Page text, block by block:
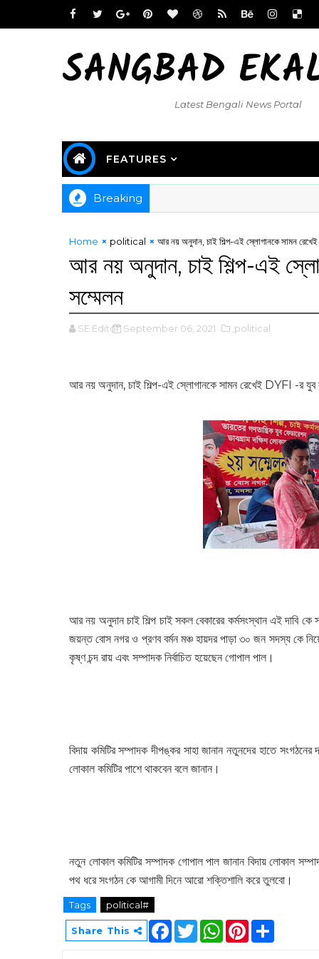
SANGBAD
Latest Bengali News Portal
FEATURES
Breaking
Home political আর নয় অনুদান, চাই শিল্প-এই স্লোগানকে সামন
আর নয় অনুদান, চাই শিল্প-এই
সম্মেলন
SE Editor September 06, 2021 ,political
আর নয় অনুদান, চাই শিল্প-এই স্লোগানকে সামন রেখেই DYFI -র যুব
আর নয় অনুদান চাই শিল্প চাই সকল বেকারের কর্মসংস্থান এই দাবি
জয়ন্ত বোস নগর ও প্রণব বর্মন মঞ্চ হায়দর পাড়া ৩০ জন সদস্য কে
কৃষ্ণ চন্দ রায় এবং সম্পাদক নির্বাচিত হয়েছেন গোপাল পাল।
বিদায় কমিটির সম্পাদক দীপঙ্কর সাহা জানান নতুনদের হাতে
লোকাল কমিটির পাশে থাকবেন বলে জানান।
নতুন লোকাল কমিটির সম্পাদক গোপাল পাল জানান বিদায় লোকাল
পথ ধরে সংগঠন কে আগামী দিনে আরো শক্তিশালি করে তুলবো।
Tags political#
Share This
F
a
T
w
W
h
P